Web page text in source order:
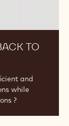
TO
and
while
?